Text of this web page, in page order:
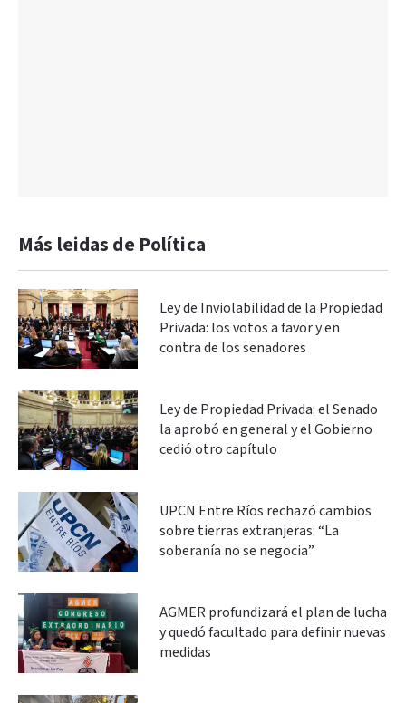
Más leidas de Política
Ley de Inviolabilidad de la Propiedad
Privada: los votos a favor y en
contra de los senadores
Ley de Propiedad Privada: el Senado
la aprobó en general y el Gobierno
cedió otro capítulo
UPCN Entre Ríos rechazó cambios
sobre tierras extranjeras: “La
soberanía no se negocia”
AGMER profundizará el plan de lucha
y quedó facultado para definir nuevas
medidas